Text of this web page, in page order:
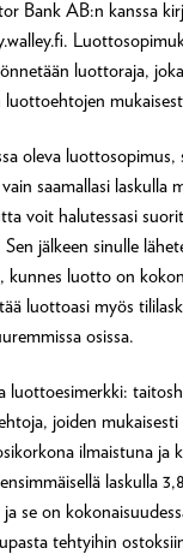
Bank AB:n kanssa
luottoraja,
oleva luottosopimus,
saamallasi laskulla
voit halutessasi
jälkeen sinulle
kunnes luotto on
luottoasi myös
osissa.
luottoesimerkki:
joiden
ilmaistuna ja
laskulla
se on
tehtyihin